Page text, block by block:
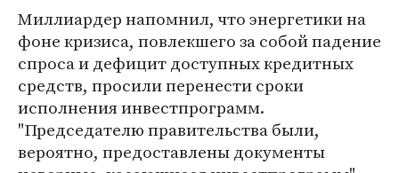
Миллиардер напомнил, что энергетики на
фоне кризиса, повлекшего за собой падение
спроса и дефицит доступных кредитных
средств, просили перенести сроки
исполнения инвестпрограмм.
"Председателю правительства были,
вероятно, предоставлены документы